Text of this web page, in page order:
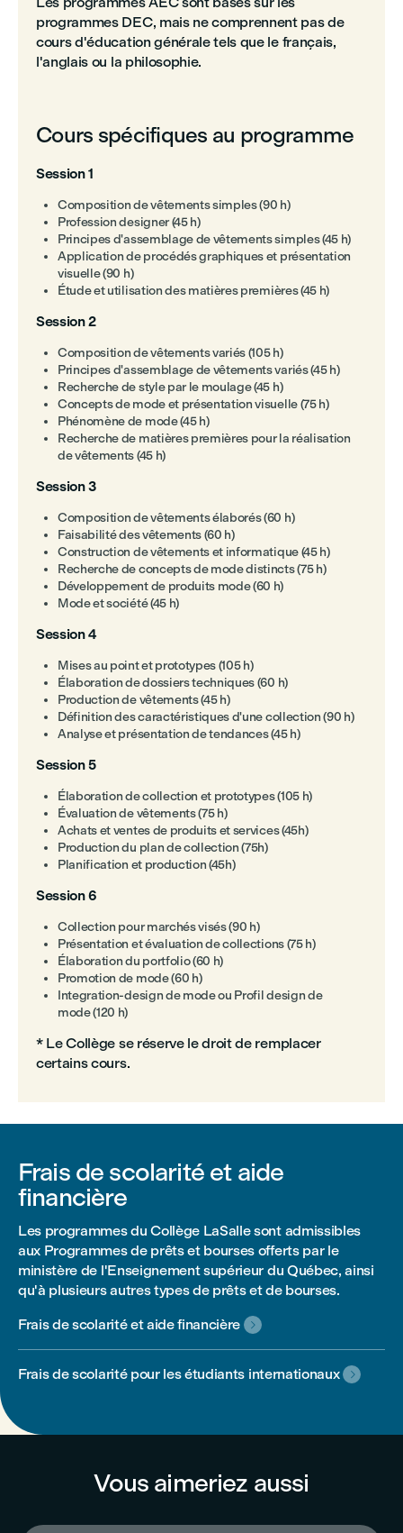
programmes DEC, mais ne comprennent pas de
cours d'éducation générale tels que le français,
l'anglais ou la philosophie.
Cours spécifiques au programme
Session 1
Composition de vêtements simples (90 h)
Profession designer (45 h)
Principes d'assemblage de vêtements simples (45 h)
Application de procédés graphiques et présentation
visuelle (90 h)
Étude et utilisation des matières premières (45 h)
Session 2
Composition de vêtements variés (105 h)
Principes d'assemblage de vêtements variés (45 h)
Recherche de style par le moulage (45 h)
Concepts de mode et présentation visuelle (75 h)
Phénomène de mode (45 h)
Recherche de matières premières pour la réalisation
de vêtements (45 h)
Session 3
Composition de vêtements élaborés (60 h)
Faisabilité des vêtements (60 h)
Construction de vêtements et informatique (45 h)
Recherche de concepts de mode distincts (75 h)
Développement de produits mode (60 h)
Mode et société (45 h)
Session 4
Mises au point et prototypes (105 h)
Élaboration de dossiers techniques (60 h)
Production de vêtements (45 h)
Définition des caractéristiques d'une collection (90 h)
Analyse et présentation de tendances (45 h)
Session 5
Élaboration de collection et prototypes (105 h)
Évaluation de vêtements (75 h)
Achats et ventes de produits et services (45h)
Production du plan de collection (75h)
Planification et production (45h)
Session 6
Collection pour marchés visés (90 h)
Présentation et évaluation de collections (75 h)
Élaboration du portfolio (60 h)
Promotion de mode (60 h)
Integration-design de mode ou Profil design de
mode (120 h)
* Le Collège se réserve le droit de remplacer
certains cours.
Frais de scolarité et aide
financière
Les programmes du Collège LaSalle sont admissibles
aux Programmes de prêts et bourses offerts par le
ministère de l'Enseignement supérieur du Québec, ainsi
qu'à plusieurs autres types de prêts et de bourses.
Frais de scolarité et aide financière

Frais de scolarité pour les étudiants internationaux 
Vous aimeriez aussi